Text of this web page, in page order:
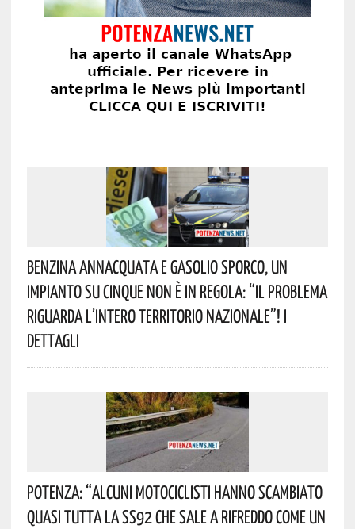
Benzina Annacquata E Gasolio Sporco, Un
Impianto Su Cinque Non È In Regola: “il Problema
Riguarda L’intero Territorio Nazionale”! I
Dettagli
Potenza: “alcuni Motociclisti Hanno Scambiato
Quasi Tutta La SS92 Che Sale A Rifreddo Come Un